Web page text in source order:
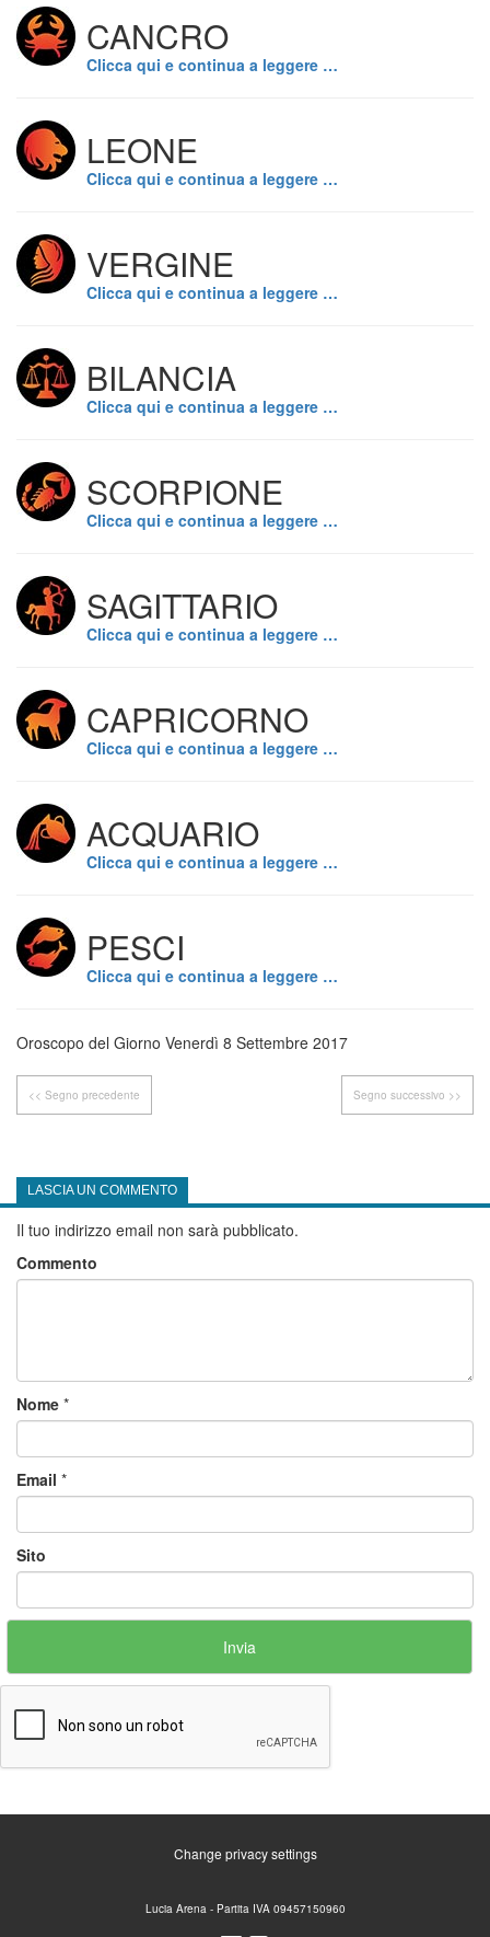
CANCRO
Clicca qui e continua a leggere …
LEONE
Clicca qui e continua a leggere …
VERGINE
Clicca qui e continua a leggere …
BILANCIA
Clicca qui e continua a leggere …
SCORPIONE
Clicca qui e continua a leggere …
SAGITTARIO
Clicca qui e continua a leggere …
CAPRICORNO
Clicca qui e continua a leggere …
ACQUARIO
Clicca qui e continua a leggere …
PESCI
Clicca qui e continua a leggere …
Oroscopo del Giorno Venerdì 8 Settembre 2017
<< Segno precedente Segno successivo >>
LASCIA UN COMMENTO
Il tuo indirizzo email non sarà pubblicato.
Commento
Nome *
Email *
Sito
Change privacy settings
Lucia Arena - Partita IVA 09457150960